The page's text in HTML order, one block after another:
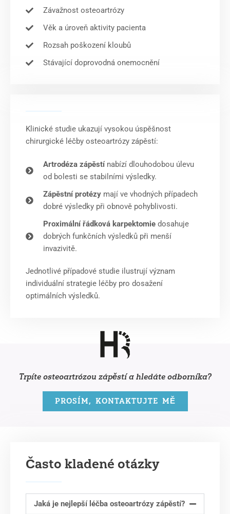
Závažnost osteoartrózy
Věk a úroveň aktivity pacienta
Rozsah poškození kloubů
Stávající doprovodná onemocnění
Klinické studie ukazují vysokou úspěšnost
chirurgické léčby osteoartrózy zápěstí:
Artrodéza zápěstínabízí dlouhodobou úlevu
od bolesti se stabilními výsledky.
Zápěstní protézymají ve vhodných případech
dobré výsledky při obnově pohyblivosti.
Proximální řádková karpektomiedosahuje
dobrých funkčních výsledků při menší
invazivitě.
Jednotlivé případové studie ilustrují význam
individuální strategie léčby pro dosažení
optimálních výsledků.
Trpíte osteoartrózou zápěstí a hledáte odborníka?
PROSÍM, KONTAKTUJTE MĚ
Často kladené otázky
Jaká je nejlepší léčba osteoartrózy zápěstí?